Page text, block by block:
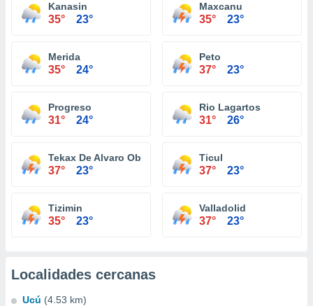
Kanasin
35° 23°
Maxcanu
35° 23°
Merida
35° 24°
Peto
37° 23°
Progreso
31° 24°
Rio Lagartos
31° 26°
Tekax De Alvaro Obregon
37° 23°
Ticul
37° 23°
Tizimin
35° 23°
Valladolid
37° 23°
Localidades cercanas
Ucú (4.53 km)